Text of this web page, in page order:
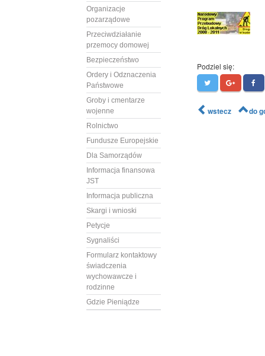
Organizacje
pozarządowe
Przeciwdziałanie
przemocy domowej
Bezpieczeństwo
Ordery i Odznaczenia
Państwowe
Groby i cmentarze
wojenne
Rolnictwo
Fundusze Europejskie
Dla Samorządów
Informacja finansowa
JST
Informacja publiczna
Skargi i wnioski
Petycje
Sygnaliści
Formularz kontaktowy
świadczenia
wychowawcze i
rodzinne
Gdzie Pieniądze
Podziel się:
wstecz do